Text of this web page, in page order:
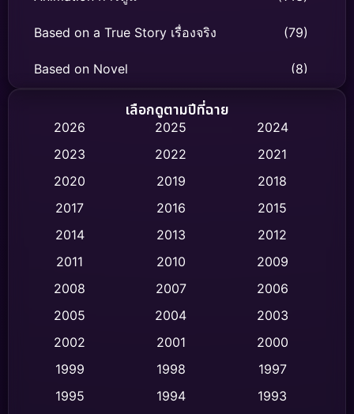
Based on a True Story เรื่องจริง (79)
Based on Novel (8)
Biography ชีวิตจริง
Classic หนังคลาสสิก (47)
Comedy ตลก (447)
Crime อาชญากรรม (523)
Cult Film
Dance เต้น (10)
เลือกดูตามปีที่ฉาย
2026 2025
2024
2023
2022
2021
2020
2019
2018
2017
2016
2015
2014
2013
2012
2011
2010
2009
2008
2007
2006
2005
2004
2003
2002
2001
2000
1999
1998
1997
1995
1994
1993